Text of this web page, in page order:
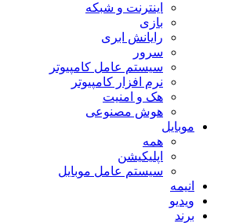
اینترنت و شبکه
بازی
رایانش ابری
سرور
سیستم عامل کامپیوتر
نرم افزار کامپیوتر
هک و امنیت
هوش مصنوعی
موبایل
همه
اپلیکیشن
سیستم عامل موبایل
انیمه
ویدیو
برند